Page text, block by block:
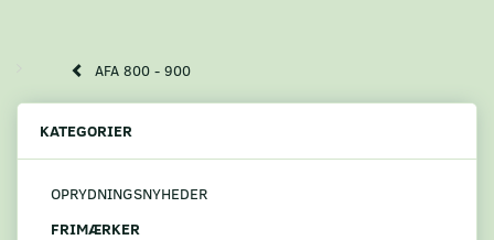
AFA 800 - 900
KATEGORIER
OPRYDNINGSNYHEDER
FRIMÆRKER